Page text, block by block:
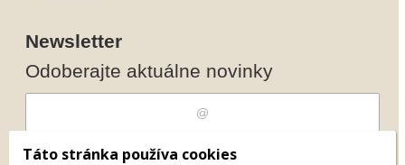
Newsletter
Odoberajte aktuálne novinky
Súhlasím sspracovaním osobných
Táto stránka používa cookies